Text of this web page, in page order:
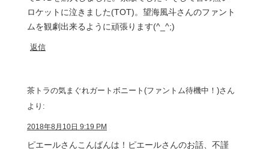
ロケットに泣きました(TOT)。望海風斗さんのファント
ムを観劇出来るように頑張ります(^_^;)
返信
茶トラの気まぐれガートボニート(ファントム待機中！)さん
より:
2018年8月10日 9:19 PM
ピエールさんこんばんは！ピエールさんのお話、不謹